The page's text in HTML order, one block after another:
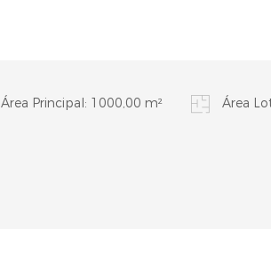
Área Principal: 1000,00 m² Área